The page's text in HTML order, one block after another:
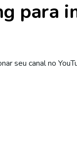
para
seu canal no